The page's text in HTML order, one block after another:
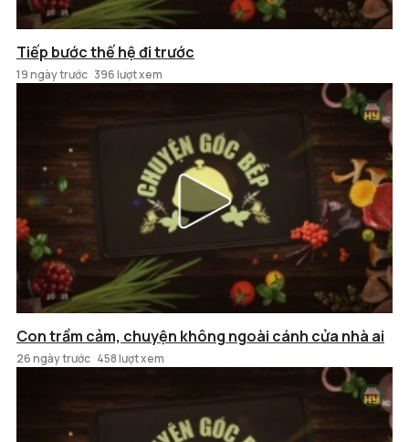
Tiếp bước thế hệ đi trước
19 ngày trước 396 lượt xem
Con trầm cảm, chuyện không ngoài cánh cửa nhà ai
26 ngày trước 458 lượt xem